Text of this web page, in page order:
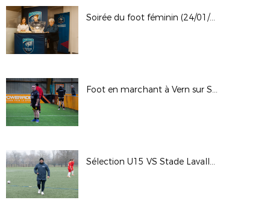
Soirée du foot féminin (24/01/2025)
Foot en marchant à Vern sur Seiche (19-01-2025)
Sélection U15 VS Stade Lavallois à Betton (15/01/2025)